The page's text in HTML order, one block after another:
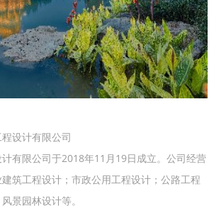
设计有限公司
有限公司于2018年11月19日成立。公司经营
筑工程设计；市政公用工程设计；公路工程
景园林设计等。